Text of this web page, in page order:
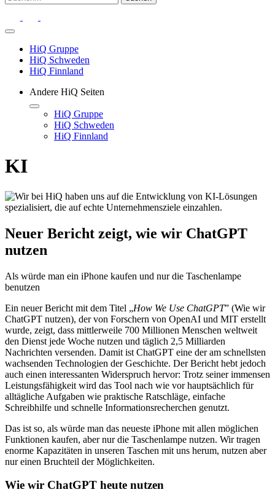
HiQ Gruppe
HiQ Schweden
HiQ Finnland
Andere HiQ Seiten
HiQ Gruppe
HiQ Schweden
HiQ Finnland
KI
Neuer Bericht zeigt, wie wir ChatGPT
nutzen
Als würde man ein iPhone kaufen und nur die Taschenlampe
benutzen
Ein neuer Bericht mit dem Titel „How We Use ChatGPT” (Wie wir
ChatGPT nutzen), der von Forschern von OpenAI und MIT erstellt
wurde, zeigt, dass mittlerweile 700 Millionen Menschen weltweit
den Dienst jede Woche nutzen und täglich 2,5 Milliarden
Nachrichten versenden. Damit ist ChatGPT eine der am schnellsten
wachsenden Technologien der Geschichte. Der Bericht hebt jedoch
auch einen interessanten Widerspruch hervor: Trotz seiner immensen
Leistungsfähigkeit wird das Tool nach wie vor hauptsächlich für
alltägliche Aufgaben wie praktische Ratschläge, einfache
Schreibhilfe und schnelle Informationsrecherchen genutzt.
Das ist so, als würde man das neueste iPhone mit allen möglichen
Funktionen kaufen, aber nur die Taschenlampe nutzen. Wir tragen
enorme Kapazitäten in unseren Taschen mit uns herum, nutzen aber
nur einen Bruchteil der Möglichkeiten.
Wie wir ChatGPT heute nutzen